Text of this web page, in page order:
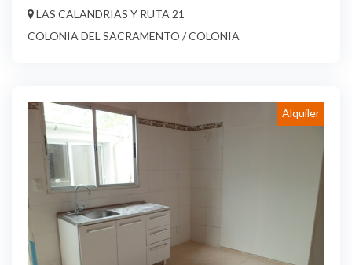
LAS CALANDRIAS Y RUTA 21
COLONIA DEL SACRAMENTO / COLONIA
Alquiler